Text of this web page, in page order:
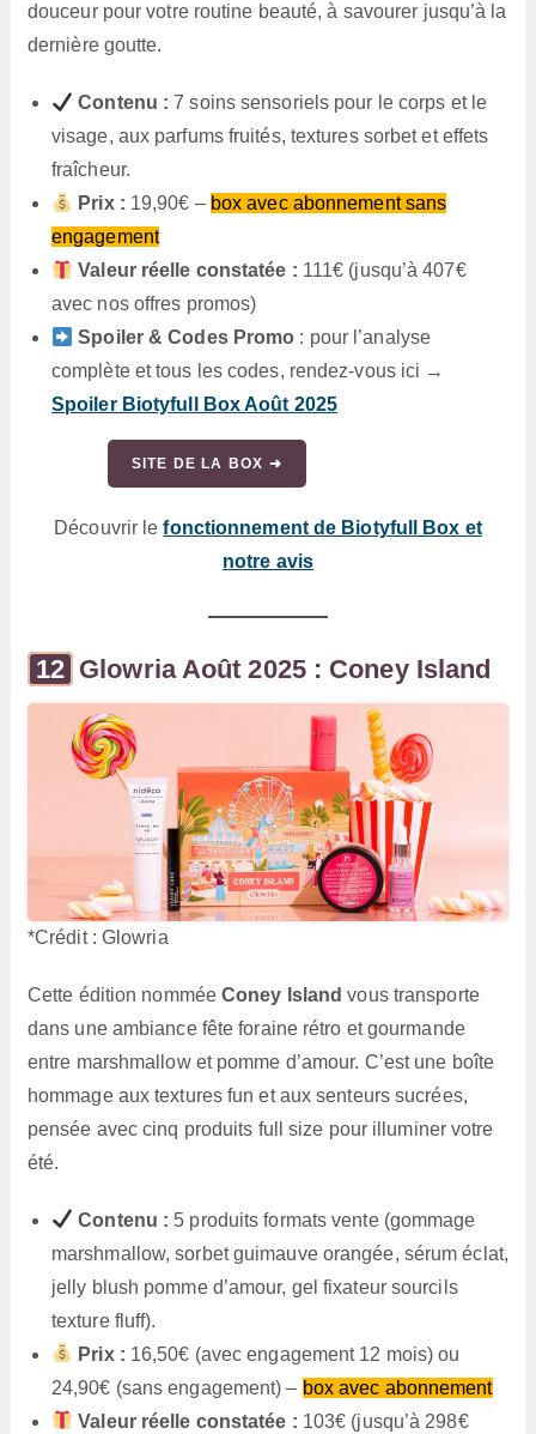
douceur pour votre routine beauté, à savourer jusqu’à la
dernière goutte.
Contenu : 7 soins sensoriels pour le corps et le
visage, aux parfums fruités, textures sorbet et effets
fraîcheur.
Prix : 19,90€ – box avec abonnement sans
engagement
Valeur réelle constatée : 111€ (jusqu’à 407€
avec nos offres promos)
Spoiler & Codes Promo : pour l’analyse
complète et tous les codes, rendez-vous ici →
Spoiler Biotyfull Box Août 2025
SITE DE LA BOX ➜
Découvrir lefonctionnement de Biotyfull Box et
notre avis
Glowria Août 2025 : Coney Island
*Crédit : Glowria
Cette édition nomméeConey Island vous transporte
dans une ambiance fête foraine rétro et gourmande
entre marshmallow et pomme d’amour. C’est une boîte
hommage aux textures fun et aux senteurs sucrées,
pensée avec cinq produits full size pour illuminer votre
été.
Contenu : 5 produits formats vente (gommage
marshmallow, sorbet guimauve orangée, sérum éclat,
jelly blush pomme d’amour, gel fixateur sourcils
texture fluff).
Prix : 16,50€ (avec engagement 12 mois) ou
24,90€ (sans engagement) – box avec abonnement
Valeur réelle constatée : 103€ (jusqu’à 298€